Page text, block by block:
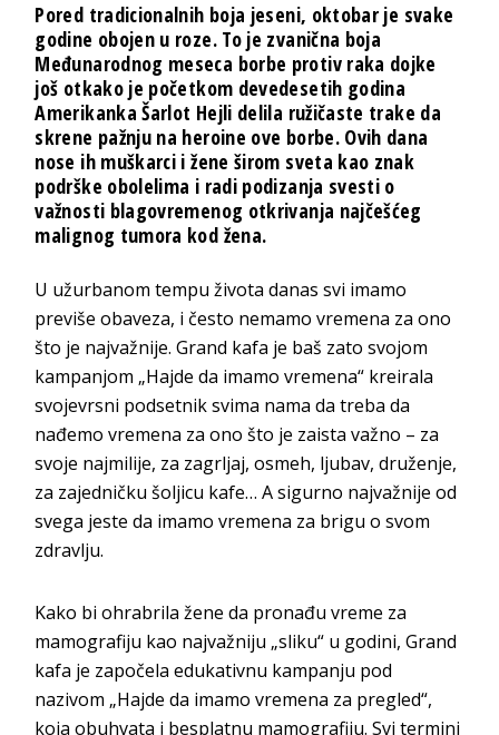
Pored tradicionalnih boja jeseni, oktobar je svake
godine obojen u roze. To je zvanična boja
Međunarodnog meseca borbe protiv raka dojke
još otkako je početkom devedesetih godina
Amerikanka Šarlot Hejli delila ružičaste trake da
skrene pažnju na heroine ove borbe. Ovih dana
nose ih muškarci i žene širom sveta kao znak
podrške obolelima i radi podizanja svesti o
važnosti blagovremenog otkrivanja najčešćeg
malignog tumora kod žena.
U užurbanom tempu života danas svi imamo
previše obaveza, i često nemamo vremena za ono
što je najvažnije. Grand kafa je baš zato svojom
kampanjom „Hajde da imamo vremena“ kreirala
svojevrsni podsetnik svima nama da treba da
nađemo vremena za ono što je zaista važno – za
svoje najmilije, za zagrljaj, osmeh, ljubav, druženje,
za zajedničku šoljicu kafe… A sigurno najvažnije od
svega jeste da imamo vremena za brigu o svom
zdravlju.
Kako bi ohrabrila žene da pronađu vreme za
mamografiju kao najvažniju „sliku“ u godini, Grand
kafa je započela edukativnu kampanju pod
nazivom „Hajde da imamo vremena za pregled“,
koja obuhvata i besplatnu mamografiju. Svi termini